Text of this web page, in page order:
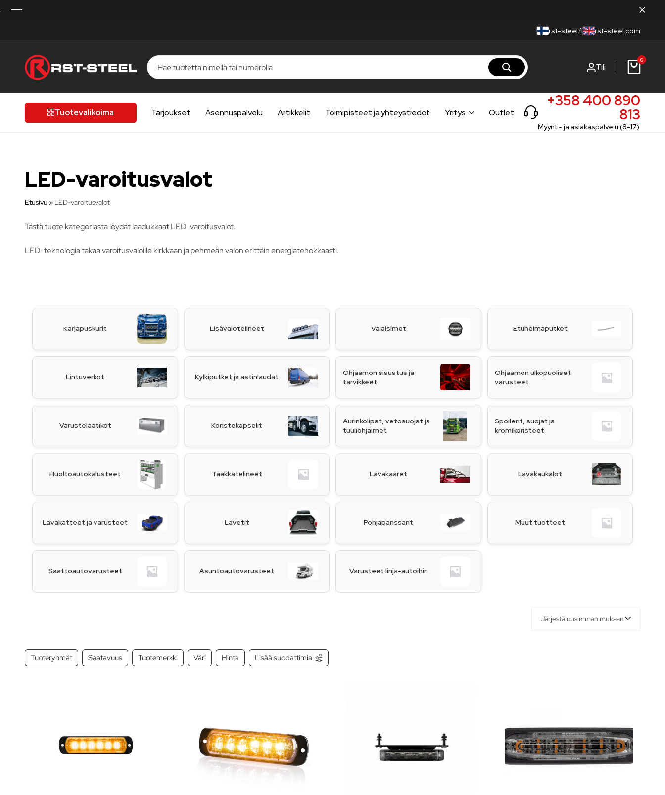
rst-steel.fi rst-steel.com
laatutietoiselle
autoilijalle
Tili
0
Tuotevalikoima Tarjoukset Asennuspalvelu Artikkelit Toimipisteet ja yhteystiedot Yritys Outlet
+358 400 890
813
Myynti- ja asiakaspalvelu (8-17)
LED-varoitusvalot
Etusivu » LED-varoitusvalot
Tästä tuote kategoriasta löydät laadukkaat LED-varoitusvalot.
LED-teknologia takaa varoitusvaloille kirkkaan ja pehmeän valon erittäin energiatehokkaasti.
Karjapuskurit Lisävalotelineet Valaisimet Etuhelmaputket
Lintuverkot Kylkiputket ja astinlaudat
Ohjaamon sisustus ja
tarvikkeet
Ohjaamon ulkopuoliset
varusteet
Varustelaatikot Koristekapselit
Aurinkolipat, vetosuojat ja
tuuliohjaimet
Spoilerit, suojat ja
kromikoristeet
Huoltoautokalusteet Taakkatelineet Lavakaaret Lavakaukalot
Lavakatteet ja varusteet Lavetit Pohjapanssarit Muut tuotteet
Saattoautovarusteet Asuntoautovarusteet Varusteet linja-autoihin
Järjestä uusimman mukaan
Tuoteryhmät Saatavuus Tuotemerkki Väri Hinta Lisää suodattimia